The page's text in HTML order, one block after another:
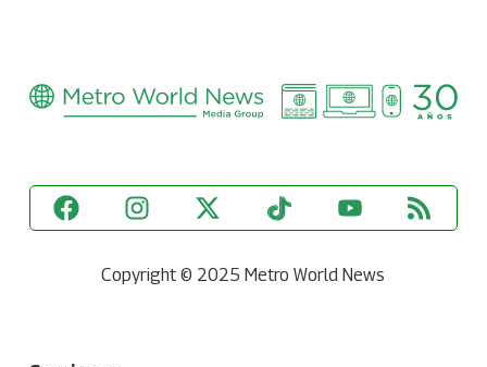
Copyright © 2025 Metro World News